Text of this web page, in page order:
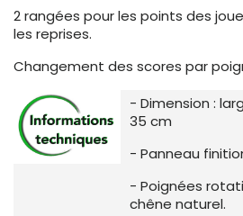
2 rangées pour les points des
les reprises.
Changement des scores par
- Dimension :
35 cm
- Panneau
- Poignées
chêne naturel.